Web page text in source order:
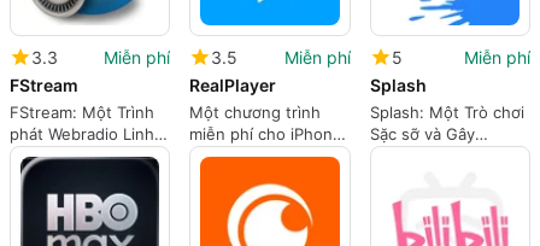
3.3
Miễn phí
FStream
FStream: Một Trình
phát Webradio Linh
hoạt
3.5
Miễn phí
RealPlayer
Một chương trình
miễn phí cho iPhone,
do RealNetworks
5
Miễn phí
Splash
Splash: Một Trò chơi
Sặc sỡ và Gây
nghiện